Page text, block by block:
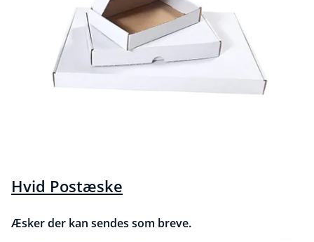
Hvid Postæske
Æsker der kan sendes som breve.